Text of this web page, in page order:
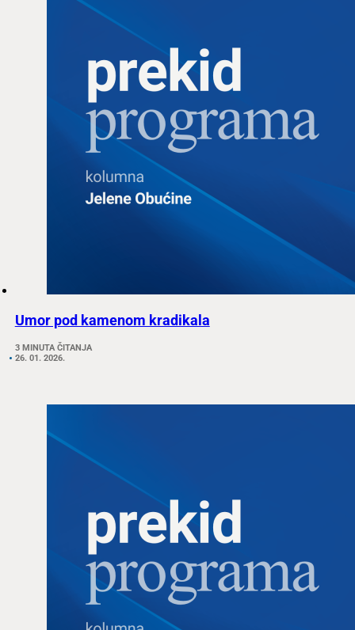
Umor pod kamenom kradikala
3 MINUTA ČITANJA
26. 01. 2026.